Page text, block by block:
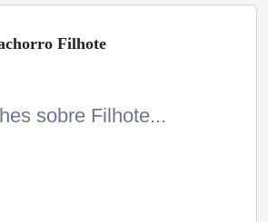
Filhote
sobre Filhote...